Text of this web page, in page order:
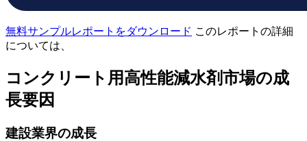
無料サンプルレポートをダウンロード このレポートの詳細
については、
コンクリート用高性能減水剤市場の成
長要因
建設業界の成長